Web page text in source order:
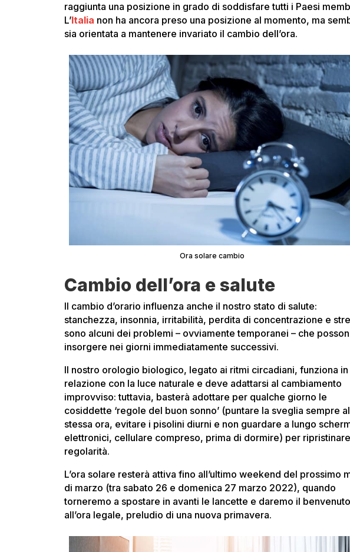
raggiunta una posizione in grado di soddisfare tutti i Paesi
L’Italia non ha ancora preso una posizione al momento, ma
sia orientata a mantenere invariato il cambio dell’ora.
Ora solare cambio
Cambio dell’ora e salute
Il cambio d’orario influenza anche il nostro stato di salute:
stanchezza, insonnia, irritabilità, perdita di concentrazione e
sono alcuni dei problemi – ovviamente temporanei – che
insorgere nei giorni immediatamente successivi.
Il nostro orologio biologico, legato ai ritmi circadiani, funziona in
relazione con la luce naturale e deve adattarsi al cambiamento
improvviso: tuttavia, basterà adottare per qualche giorno le
cosiddette ‘regole del buon sonno’ (puntare la sveglia sempre
stessa ora, evitare i pisolini diurni e non guardare a lungo
elettronici, cellulare compreso, prima di dormire) per
regolarità.
L’ora solare resterà attiva fino all’ultimo weekend del prossimo
di marzo (tra sabato 26 e domenica 27 marzo 2022), quando
torneremo a spostare in avanti le lancette e daremo il
all’ora legale, preludio di una nuova primavera.